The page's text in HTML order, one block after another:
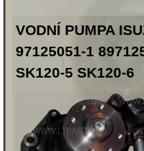
VODNÍ PUMPA
97125051-1
SK120-5 SK120-6